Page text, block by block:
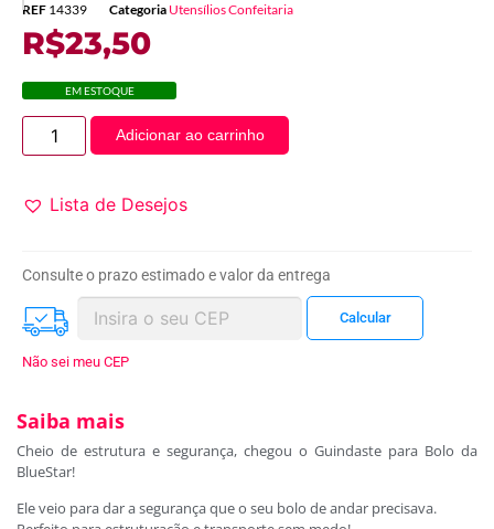
REF 14339 Categoria Utensílios Confeitaria
R$23,50
EM ESTOQUE
Adicionar ao carrinho
Lista de Desejos
Consulte o prazo estimado e valor da entrega
Não sei meu CEP
Saiba mais
Cheio de estrutura e segurança, chegou o Guindaste para Bolo da
BlueStar!
Ele veio para dar a segurança que o seu bolo de andar precisava.